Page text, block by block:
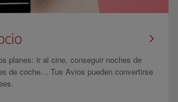
planes: ir al cine, conseguir noches de
de coche… Tus Avios pueden convertirse